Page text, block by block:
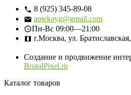
8 (925) 345-89-08
aptekayg@gmail.com
Пн-Вс 09:00—21:00
г.Москва, ул.
Создание и продвижение
BrutalPixel.ru
Каталог товаров